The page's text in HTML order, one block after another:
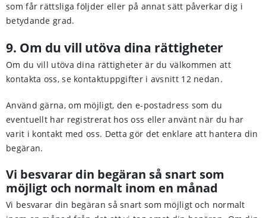
som får rättsliga följder eller på annat sätt påverkar dig i
betydande grad.
9. Om du vill utöva dina rättigheter
Om du vill utöva dina rättigheter är du välkommen att
kontakta oss, se kontaktuppgifter i avsnitt 12 nedan.
Använd gärna, om möjligt, den e-postadress som du
eventuellt har registrerat hos oss eller använt när du har
varit i kontakt med oss. Detta gör det enklare att hantera din
begäran.
Vi besvarar din begäran så snart som
möjligt och normalt inom en månad
Vi besvarar din begäran så snart som möjligt och normalt